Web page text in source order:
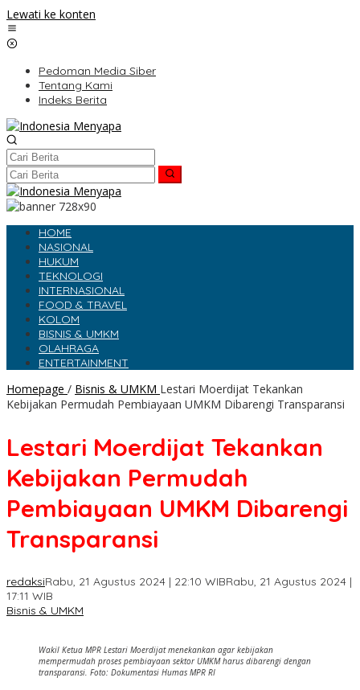
Lewati ke konten
Pedoman Media Siber
Tentang Kami
Indeks Berita
HOME
NASIONAL
HUKUM
TEKNOLOGI
INTERNASIONAL
FOOD & TRAVEL
KOLOM
BISNIS & UMKM
OLAHRAGA
ENTERTAINMENT
Homepage / Bisnis & UMKM Lestari Moerdijat Tekankan
Kebijakan Permudah Pembiayaan UMKM Dibarengi Transparansi
Lestari Moerdijat Tekankan
Kebijakan Permudah
Pembiayaan UMKM Dibarengi
Transparansi
redaksiRabu, 21 Agustus 2024 | 22:10 WIBRabu, 21 Agustus 2024 |
17:11 WIB
Bisnis & UMKM
Wakil Ketua MPR Lestari Moerdijat menekankan agar kebijakan
mempermudah proses pembiayaan sektor UMKM harus dibarengi dengan
transparansi. Foto: Dokumentasi Humas MPR RI